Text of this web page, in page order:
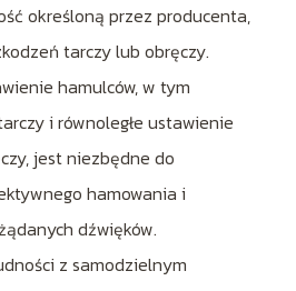
określoną przez producenta,
tarczy lub obręczy.
hamulców, w tym
i równoległe ustawienie
jest niezbędne do
hamowania i
dźwięków.
z samodzielnym